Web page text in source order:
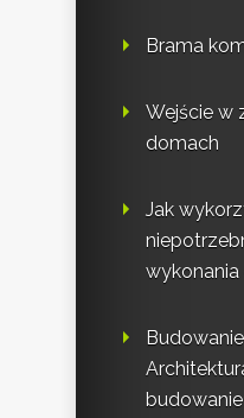
Brama
Wejście w
domach
Jak
wykonania